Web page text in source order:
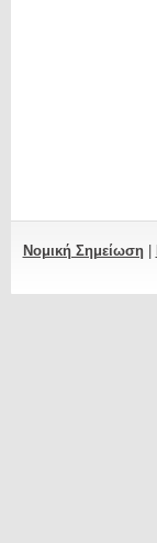
Νομική Σημείωση|